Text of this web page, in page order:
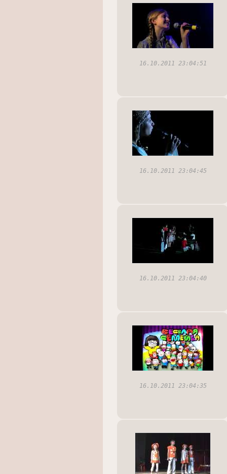
16.10.2011 23:04:51
16.10.2011 23:04:45
16.10.2011 23:04:40
16.10.2011 23:04:35